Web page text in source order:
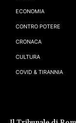
ECONOMIA
CONTRO POTERE
CRONACA
CULTURA
COVID & TIRANNIA